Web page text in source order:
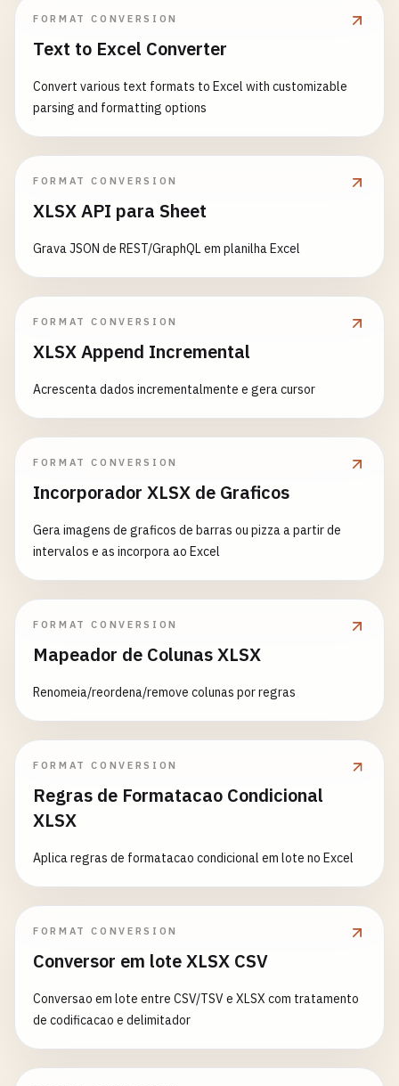
FORMAT CONVERSION
Text to Excel Converter
Convert various text formats to Excel with customizable
parsing and formatting options
FORMAT CONVERSION
XLSX API para Sheet
Grava JSON de REST/GraphQL em planilha Excel
FORMAT CONVERSION
XLSX Append Incremental
Acrescenta dados incrementalmente e gera cursor
FORMAT CONVERSION
Incorporador XLSX de Graficos
Gera imagens de graficos de barras ou pizza a partir de
intervalos e as incorpora ao Excel
FORMAT CONVERSION
Mapeador de Colunas XLSX
Renomeia/reordena/remove colunas por regras
FORMAT CONVERSION
Regras de Formatacao Condicional
XLSX
Aplica regras de formatacao condicional em lote no Excel
FORMAT CONVERSION
Conversor em lote XLSX CSV
Conversao em lote entre CSV/TSV e XLSX com tratamento
de codificacao e delimitador